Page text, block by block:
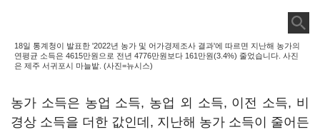
18일 통계청이 발표한 '2022년 농가 및 어가경제조사 결과'에 따르면 지난해 농가의
연평균 소득은 4615만원으로 전년 4776만원보다 161만원(3.4%) 줄었습니다. 사진
은 제주 서귀포시 마늘밭. (사진=뉴시스)
농가 소득은 농업 소득, 농업 외 소득, 이전 소득, 비
경상 소득을 더한 값인데, 지난해 농가 소득이 줄어든